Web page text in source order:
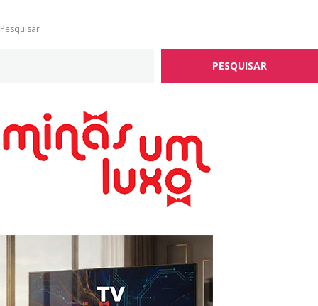
Pesquisar
PESQUISAR